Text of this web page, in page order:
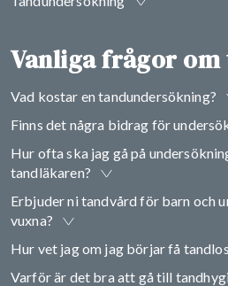
Vanliga frågor
Vad kostar en tandundersökning?
Finns det några bidrag för
Hur ofta ska jag gå på
tandläkaren?
Erbjuder ni tandvård för barn och
vuxna?
Hur vet jag om jag börjar få
Varför är det bra att gå till